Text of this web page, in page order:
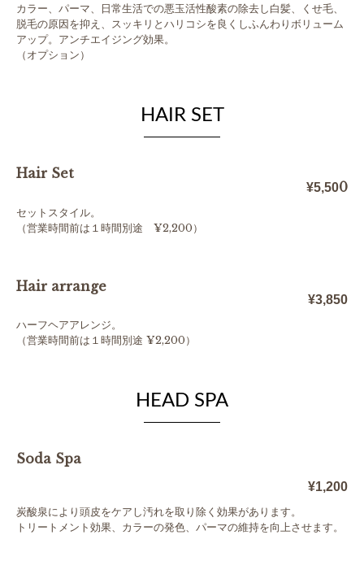
カラー、パーマ、日常生活での悪玉活性酸素の除去し白髪、くせ毛、
脱毛の原因を抑え、スッキリとハリコシを良くしふんわりボリューム
アップ。アンチエイジング効果。
（オプション）
HAIR SET
Hair Set
¥5,500
セットスタイル。
（営業時間前は１時間別途 ¥2,200）
Hair arrange
¥3,850
ハーフヘアアレンジ。
（営業時間前は１時間別途 ¥2,200）
HEAD SPA
Soda Spa
¥1,200
炭酸泉により頭皮をケアし汚れを取り除く効果があります。
トリートメント効果、カラーの発色、パーマの維持を向上させます。